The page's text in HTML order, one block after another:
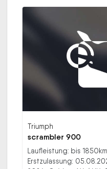
Triumph
scrambler 900
Laufleistung: bis
Erstzulassung: